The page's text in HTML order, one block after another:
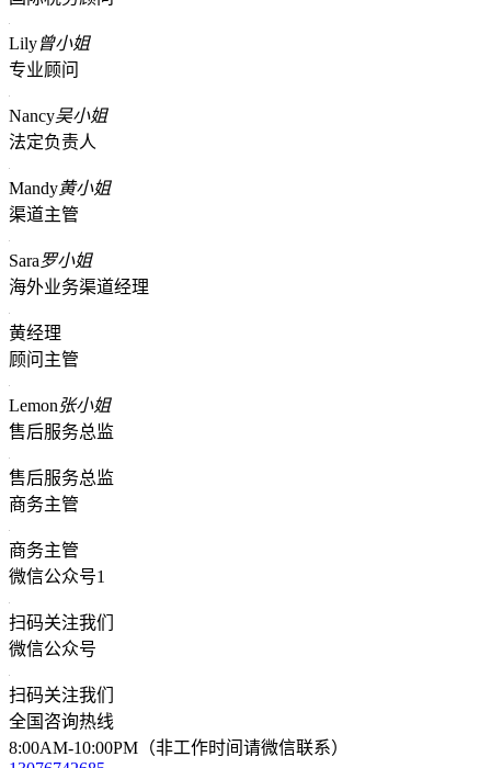
Lily曾小姐
专业顾问
Nancy吴小姐
法定负责人
Mandy黄小姐
渠道主管
Sara罗小姐
海外业务渠道经理
黄经理
顾问主管
Lemon张小姐
售后服务总监
售后服务总监
商务主管
商务主管
微信公众号1
扫码关注我们
微信公众号
扫码关注我们
全国咨询热线
8:00AM-10:00PM（非工作时间请微信联系）